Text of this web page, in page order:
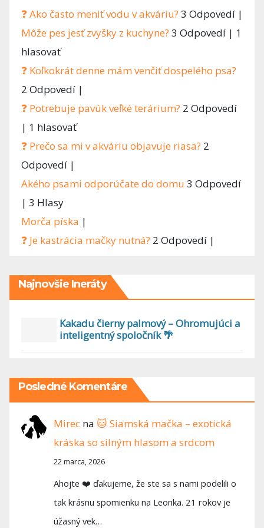
❓ Ako často meniť vodu v akváriu? 3 Odpovedí |
Môže pes jesť zvyšky z kuchyne? 3 Odpovedí | 1
hlasovať
❓ Koľkokrát denne mám venčiť dospelého psa?
2 Odpovedí |
❓ Potrebuje pavúk veľké terárium? 2 Odpovedí
| 1 hlasovať
❓ Prečo sa mi v akváriu objavuje riasa? 2
Odpovedí |
Akého psami odporúčate do domu 3 Odpovedí
| 3 Hlasy
Morča píska |
❓ Je kastrácia mačky nutná? 2 Odpovedí |
Najnovšie Ineráty
Kakadu čierny palmový – Ohromujúci a
inteligentný spoločník 🌴
Posledné Komentáre
Mirec na🐱 Siamská mačka – exotická
kráska so silným hlasom a srdcom
22 marca, 2026
Ahojte ❤️ ďakujeme, že ste sa s nami podelili o
tak krásnu spomienku na Leonka. 21 rokov je
úžasný vek…